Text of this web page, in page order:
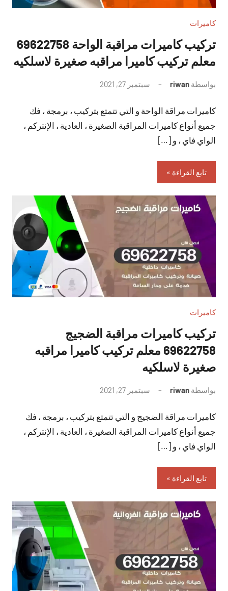
كاميرات
تركيب كاميرات مراقبة الواحة 69622758
معلم تركيب كاميرا مراقبه صغيرة لاسلكيه
بواسطة riwan سبتمبر 27, 2021
تعليقات
كاميرات مراقة الواحة و التي تتمتع بتركيب ، برمجة ، فك
جميع أنواع كاميرات المراقبة الصغيرة ، العادية ، الإنتركم ،
الواي فاي ، و […]
تابع القراءة
كاميرات
تركيب كاميرات مراقبة الضجيج
69622758 معلم تركيب كاميرا مراقبه
صغيرة لاسلكيه
بواسطة riwan سبتمبر 27, 2021
تعليقات
كاميرات مراقة الضجيج و التي تتمتع بتركيب ، برمجة ، فك
جميع أنواع كاميرات المراقبة الصغيرة ، العادية ، الإنتركم ،
الواي فاي ، و […]
تابع القراءة